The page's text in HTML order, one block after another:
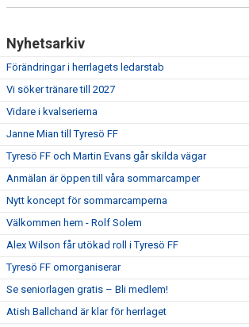
Nyhetsarkiv
Förändringar i herrlagets ledarstab
Vi söker tränare till 2027
Vidare i kvalserierna
Janne Mian till Tyresö FF
Tyresö FF och Martin Evans går skilda vägar
Anmälan är öppen till våra sommarcamper
Nytt koncept för sommarcamperna
Välkommen hem - Rolf Solem
Alex Wilson får utökad roll i Tyresö FF
Tyresö FF omorganiserar
Se seniorlagen gratis – Bli medlem!
Atish Ballchand är klar för herrlaget